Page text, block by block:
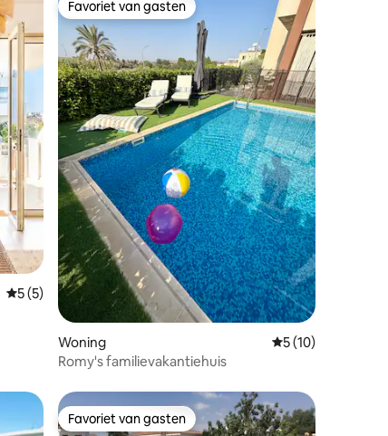
Gemiddelde beoordeling van 5 uit 5, 5 recensies
5 (5)
Favoriet van gasten
Favoriet van gasten
Woning Gemiddelde
5 (10)
Romy's familievakantiehuis
Favoriet van gasten
Favoriet van gasten